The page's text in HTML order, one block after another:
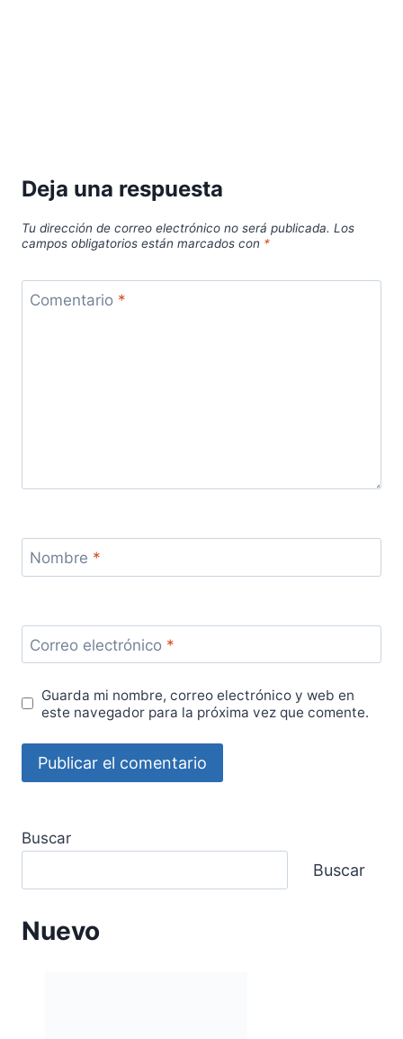
Deja una respuesta
Tu dirección de correo electrónico no será publicada. Los
campos obligatorios están marcados con *
Comentario *
Nombre *
Correo electrónico *
Guarda mi nombre, correo electrónico y web en
este navegador para la próxima vez que comente.
Buscar
Buscar
Nuevo